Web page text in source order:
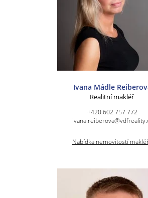
Ivana Mádle
Realitní makléř
+420 602 757 772
Nabídka nemovitostí